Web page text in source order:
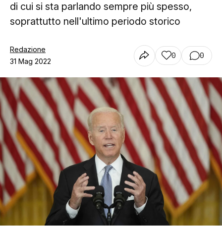
Contatti
di cui si sta parlando sempre più spesso,
soprattutto nell'ultimo periodo storico
Redazione
31 Mag 2022
0 0